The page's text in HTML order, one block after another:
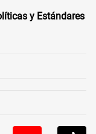
y Estándares